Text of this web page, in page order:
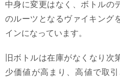
中身に変更はなく、ボトルの
のルーツとなるヴァイキング
インになっています。
旧ボトルは在庫がなくなり次
少価値が高まり、高値で取